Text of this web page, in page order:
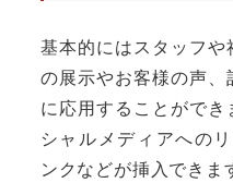
基本的にはスタッフ
の展示やお客様の声
に応用することがで
シャルメディアへの
ンクなどが挿入できま